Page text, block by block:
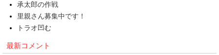
承太郎の作戦
里親さん募集中です！
トラオ凹む
最新コメント